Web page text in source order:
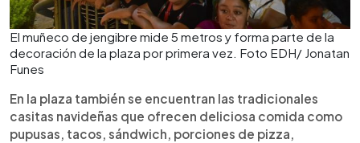
El muñeco de jengibre mide 5 metros y forma parte de la
decoración de la plaza por primera vez. Foto EDH/ Jonatan
Funes
En la plaza también se encuentran las tradicionales
casitas navideñas que ofrecen deliciosa comida como
pupusas, tacos, sándwich, porciones de pizza,